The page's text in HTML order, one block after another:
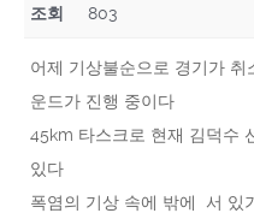
조회 803
어제 기상불순으로 경기가
운드가 진행 중이다
45km 타스크로 현재 김덕수
있다
폭염의 기상 속에 밖에 서 있